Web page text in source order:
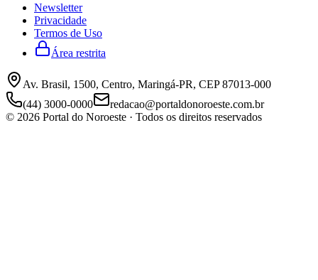
Newsletter
Privacidade
Termos de Uso
Área restrita
Av. Brasil, 1500, Centro, Maringá-PR, CEP 87013-000
(44) 3000-0000
redacao@portaldonoroeste.com.br
© 2026 Portal do Noroeste · Todos os direitos reservados